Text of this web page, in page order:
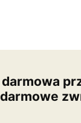
darmowe